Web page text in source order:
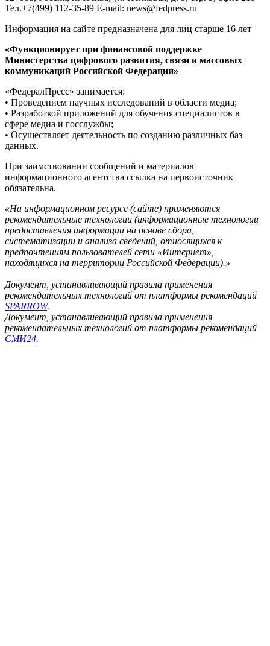
Тел.+7(499) 112-35-89 E-mail: news@fedpress.ru
Информация на сайте предназначена для лиц старше 16 лет
«Функционирует при финансовой поддержке
Министерства цифрового развития, связи и массовых
коммуникаций Российской Федерации»
«ФедералПресс» занимается:
• Проведением научных исследований в области медиа;
• Разработкой приложений для обучения специалистов в
сфере медиа и госслужбы;
• Осуществляет деятельность по созданию различных баз
данных.
При заимствовании сообщений и материалов
информационного агентства ссылка на первоисточник
обязательна.
«На информационном ресурсе (сайте) применяются
рекомендательные технологии (информационные технологии
предоставления информации на основе сбора,
систематизации и анализа сведений, относящихся к
предпочтениям пользователей сети «Интернет»,
находящихся на территории Российской Федерации).»
Документ, устанавливающий правила применения
рекомендательных технологий от платформы рекомендаций
SPARROW.
Документ, устанавливающий правила применения
рекомендательных технологий от платформы рекомендаций
СМИ24.